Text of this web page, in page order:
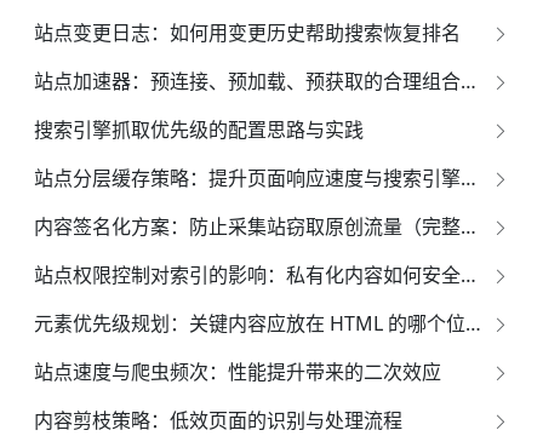
站点变更日志：如何用变更历史帮助搜索恢复排名
站点加速器：预连接、预加载、预获取的合理组合策略
搜索引擎抓取优先级的配置思路与实践
站点分层缓存策略：提升页面响应速度与搜索引擎索引效果的全面指南
内容签名化方案：防止采集站窃取原创流量（完整实务指南）
站点权限控制对索引的影响：私有化内容如何安全展示
元素优先级规划：关键内容应放在 HTML 的哪个位置？
站点速度与爬虫频次：性能提升带来的二次效应
内容剪枝策略：低效页面的识别与处理流程